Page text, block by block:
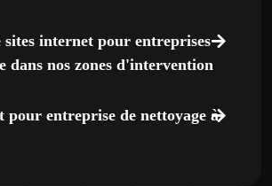
sites internet pour entreprises
dans nos zones d'intervention
pour entreprise de nettoyage à